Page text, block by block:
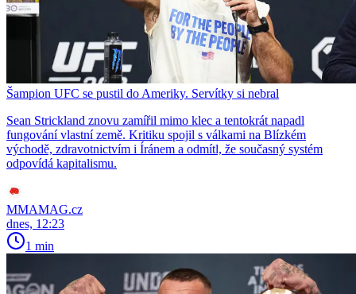
Šampion UFC se pustil do Ameriky. Servítky si nebral
Sean Strickland znovu zamířil mimo klec a tentokrát napadl
fungování vlastní země. Kritiku spojil s válkami na Blízkém
východě, zdravotnictvím i Íránem a odmítl, že současný systém
odpovídá kapitalismu.
MMAMAG.cz
dnes, 12:23
1 min